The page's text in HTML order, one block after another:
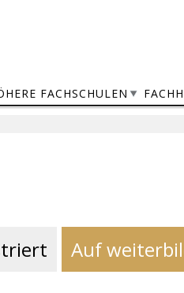
FACHSCHULEN
Auf